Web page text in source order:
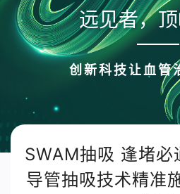
远见者，
创新科技让血管
SWAM抽吸 逢堵
导管抽吸技术精准